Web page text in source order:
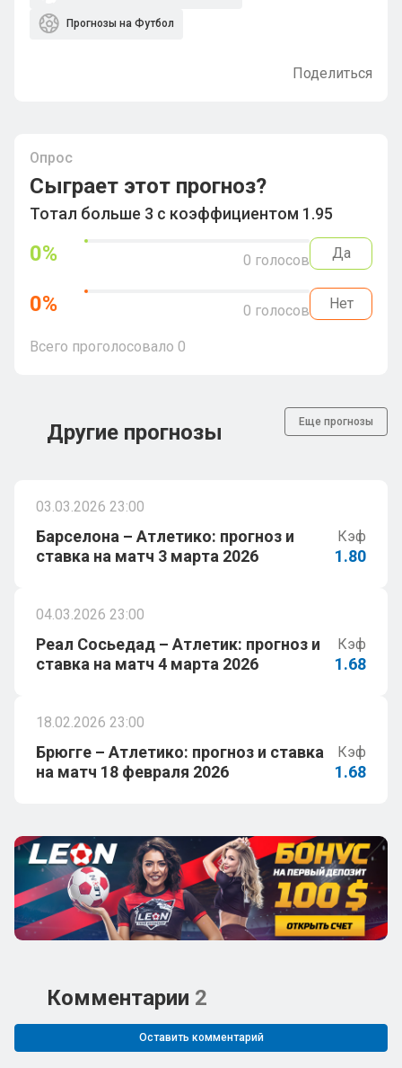
Прогнозы на Футбол
Поделиться
Опрос
Сыграет этот прогноз?
Тотал больше 3 с коэффициентом 1.95
0% 0 голосов Да
0% 0 голосов Нет
Всего проголосовало 0
Другие прогнозы Еще прогнозы
03.03.2026 23:00
Барселона – Атлетико: прогноз и
ставка на матч 3 марта 2026
Кэф
1.80
04.03.2026 23:00
Реал Сосьедад – Атлетик: прогноз и
ставка на матч 4 марта 2026
Кэф
1.68
18.02.2026 23:00
Брюгге – Атлетико: прогноз и ставка
на матч 18 февраля 2026
Кэф
1.68
Комментарии 2
Оставить комментарий